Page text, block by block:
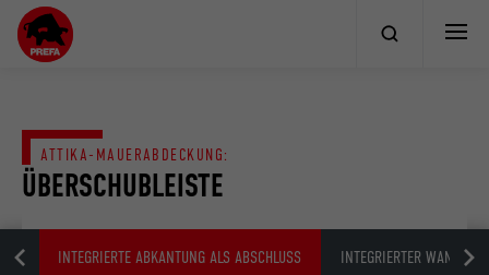
ÜBERSCHUBLEISTE
ATTIKA-MAUERABDECKUNG:
INTEGRIERTE ABKANTUNG ALS ABSCHLUSS INTEGRIERTER